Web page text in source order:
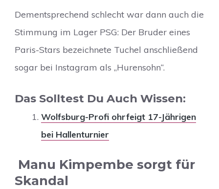
Dementsprechend schlecht war dann auch die
Stimmung im Lager PSG: Der Bruder eines
Paris-Stars bezeichnete Tuchel anschließend
sogar bei Instagram als „Hurensohn“.
Das Solltest Du Auch Wissen:
Wolfsburg-Profi ohrfeigt 17-Jährigen
bei Hallenturnier
Manu Kimpembe sorgt für
Skandal